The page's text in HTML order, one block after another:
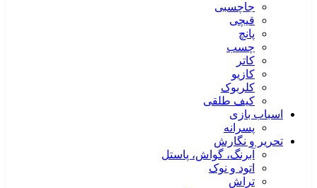
جاچسبی
قیچی
پانچ
چسب
کاتر
کازیو
کلربوک
کیف طلقی
اسباب بازی
پسرانه
تحریر و نگارش
آبرنگ، گواش، پاستل
اتود و نوک
تراش